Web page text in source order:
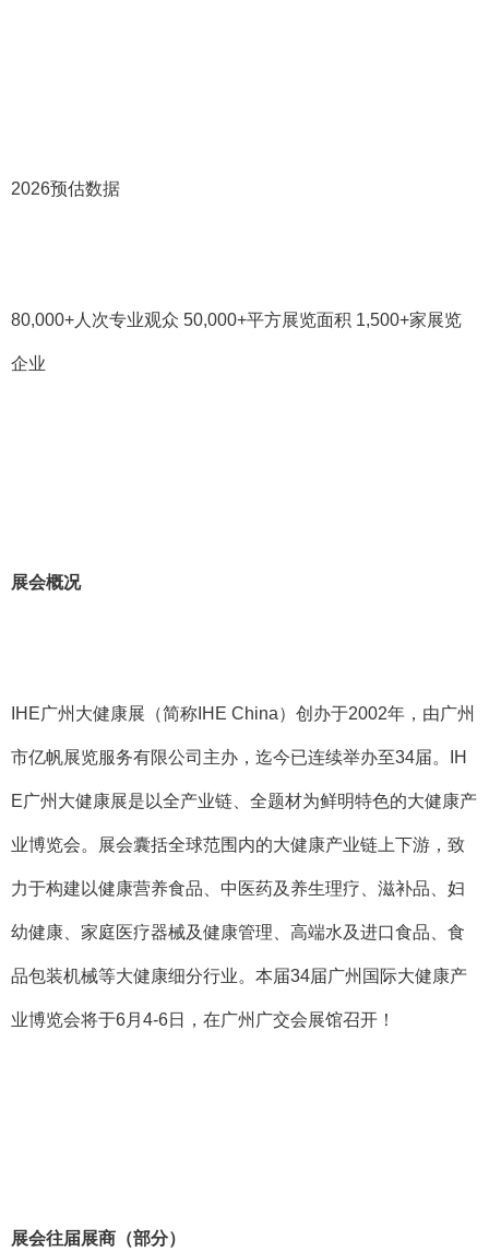
2026预估数据
80,000+ 人次专业观众 50,000+平方展览面积 1,500+家展览
企业
展会概况
IHE广州大健康展（简称 IHE China）创办于2002年，由广州
市亿帆展览服务有限公司主办，迄今已连续举办至34届。 IH
E广州大健康展是以全产业链、全题材为鲜明特色的大健康产
业博览会。展会囊括全球范围内的大健康产业链上下游，致
力于构建以健康营养食品、中医药及养生理疗、滋补品、妇
幼健康、家庭医疗器械及健康管理、高端水及进口食品、食
品包装机械等大健康细分行业。本届34届广州国际大健康产
业博览会将于6月 4-6日，在广州广交会展馆召开！
展会往届展商（部分）